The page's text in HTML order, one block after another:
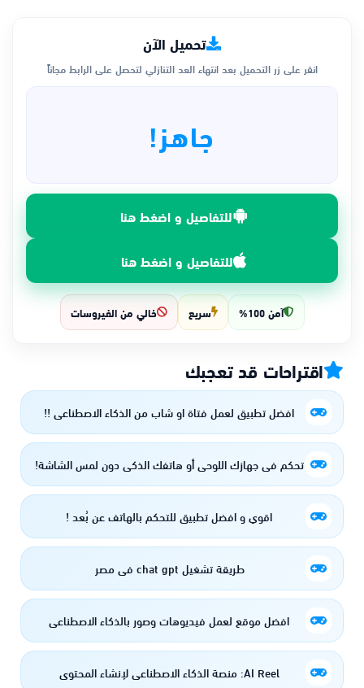
تحميل الآن
انقر على زر التحميل بعد انتهاء العد التنازلي لتحصل على الرابط مجاناً
جاهز!
للتفاصيل و اضغط هنا
للتفاصيل و اضغط هنا
آمن 100% سريع خالي من الفيروسات
اقتراحات قد تعجبك
افضل تطبيق لعمل فتاة او شاب من الذكاء الاصطناعي !!
تحكم في جهازك اللوحي أو هاتفك الذكي دون لمس الشاشة!
اقوي و افضل تطبيق للتحكم بالهاتف عن بُعد !
طريقة تشغيل chat gpt في مصر
افضل موقع لعمل فيديوهات وصور بالذكاء الاصطناعي
AI Reel: منصة الذكاء الاصطناعي لإنشاء المحتوى